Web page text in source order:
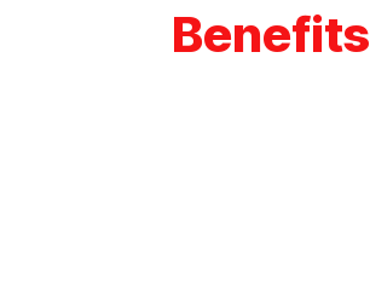
Benefits